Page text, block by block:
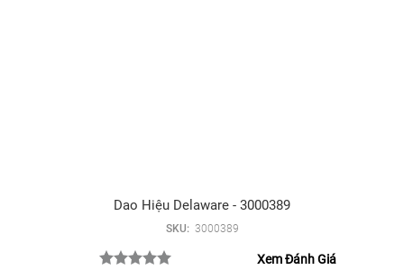
Dao Hiệu Delaware - 3000389
SKU: 3000389
Xem Đánh Giá